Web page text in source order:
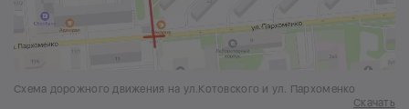
Схема дорожного движения на ул.Котовского и ул. Пархоменко
Скачать